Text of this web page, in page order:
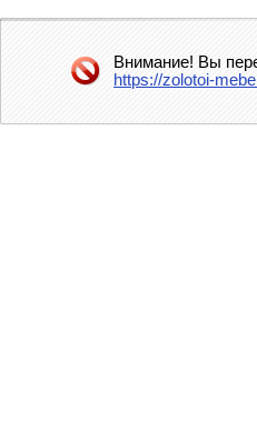
Внимание! Вы
https://zolotoi-